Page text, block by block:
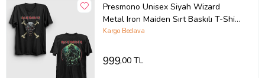
Presmono Unisex Siyah Wizard
Metal Iron Maiden Sırt Baskılı T-Shirt
518311tt
Kargo Bedava
999,00 TL